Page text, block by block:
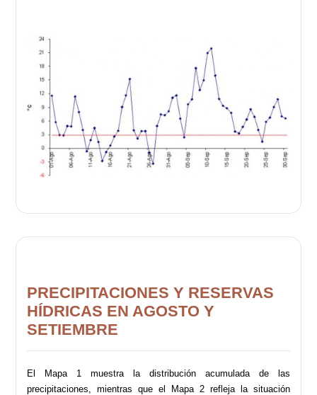
PRECIPITACIONES Y RESERVAS
HÍDRICAS EN AGOSTO Y
SETIEMBRE
El Mapa 1 muestra la distribución acumulada de las
precipitaciones, mientras que el Mapa 2 refleja la situación